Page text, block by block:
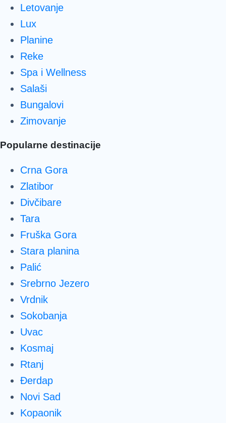
Letovanje
Lux
Planine
Reke
Spa i Wellness
Salaši
Bungalovi
Zimovanje
Popularne destinacije
Crna Gora
Zlatibor
Divčibare
Tara
Fruška Gora
Stara planina
Palić
Srebrno Jezero
Vrdnik
Sokobanja
Uvac
Kosmaj
Rtanj
Đerdap
Novi Sad
Kopaonik